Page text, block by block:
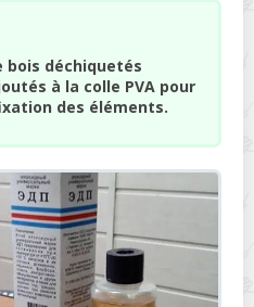
bois déchiquetés
à la colle PVA pour
des éléments.